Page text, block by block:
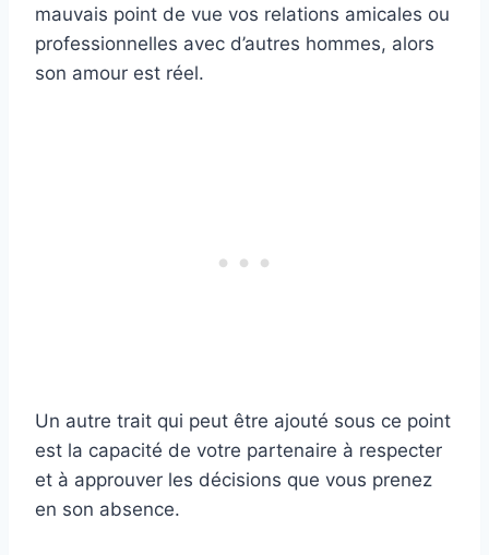
mauvais point de vue vos relations amicales ou
professionnelles avec d’autres hommes, alors
son amour est réel.
Un autre trait qui peut être ajouté sous ce point
est la capacité de votre partenaire à respecter
et à approuver les décisions que vous prenez
en son absence.